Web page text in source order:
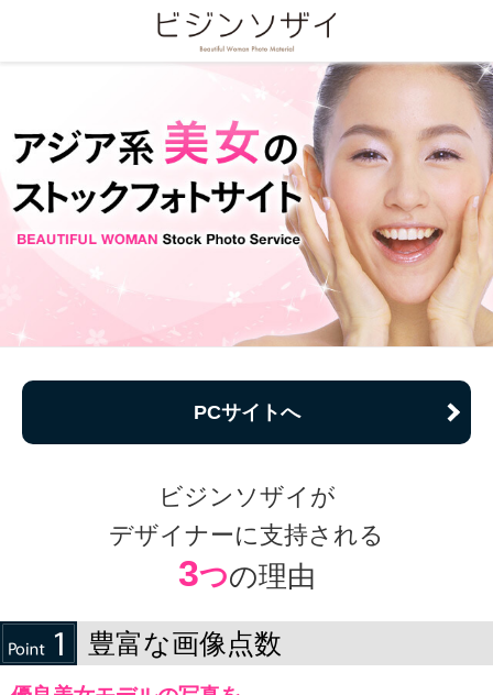
PCサイトへ
ビジンソザイが
デザイナーに支持される
3つの理由
豊富な画像点数